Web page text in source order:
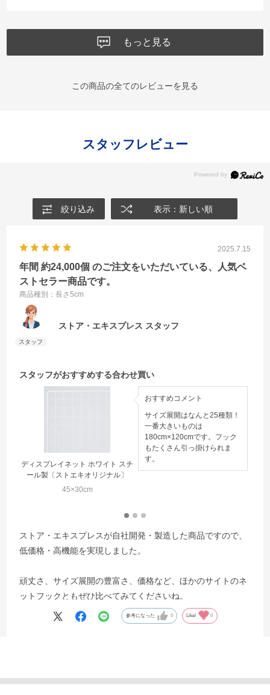
もっと見る
この商品の全てのレビューを見る
スタッフレビュー
絞り込み 表示：新しい順
2025.7.15
年間 約24,000個 のご注文をいただいている、人気ベ
ストセラー商品です。
商品種別：長さ5cm
ストア・エキスプレス スタッフ
スタッフがおすすめする合わせ買い
ディスプレイネット ホワイト スチ
ール製〔ストエキオリジナル〕
45×30cm
おすすめコメント
サイズ展開はなんと25種類！
一番大きいものは
180cm×120cmです。フック
もたくさん引っ掛けられま
す。
ストア・エキスプレスが自社開発・製造した商品ですので、
低価格・高機能を実現しました。
頑丈さ、サイズ展開の豊富さ、価格など、ほかのサイトのネ
ットフックともぜひ比べてみてくださいね。
参考になった 0 Like! 0